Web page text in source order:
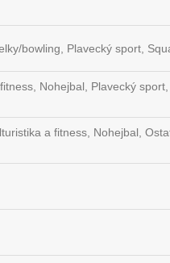
bowling, Plavecký sport,
Nohejbal, Plavecký
a fitness, Nohejbal,